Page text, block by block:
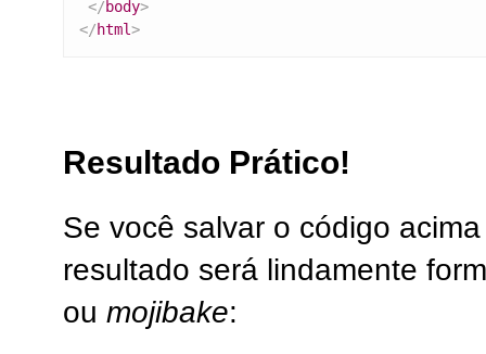
</body>
</html>
Resultado Prático!
Se você salvar o código
resultado será lindamente
ou mojibake: